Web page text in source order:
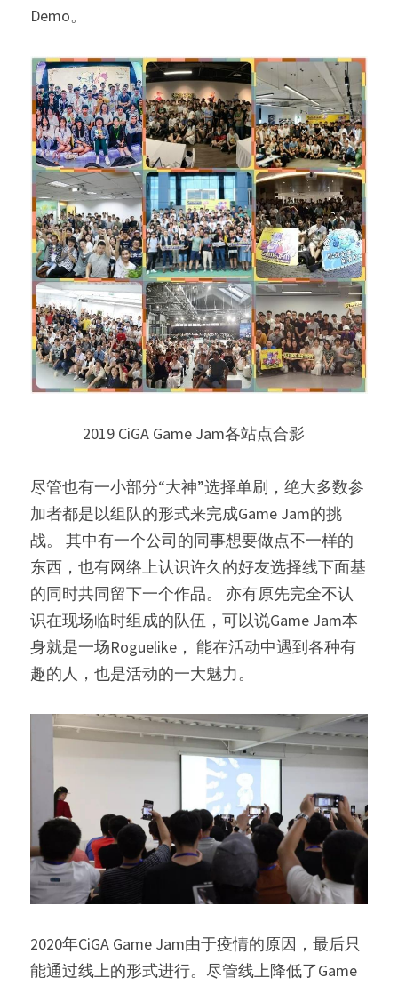
Demo。
2019 CiGA Game Jam各站点合影
尽管也有一小部分“大神”选择单刷，绝大多数参
加者都是以组队的形式来完成Game Jam的挑
战。 其中有一个公司的同事想要做点不一样的
东西，也有网络上认识许久的好友选择线下面基
的同时共同留下一个作品。 亦有原先完全不认
识在现场临时组成的队伍，可以说Game Jam本
身就是一场Roguelike， 能在活动中遇到各种有
趣的人，也是活动的一大魅力。
2020年CiGA Game Jam由于疫情的原因，最后只
能通过线上的形式进行。尽管线上降低了Game